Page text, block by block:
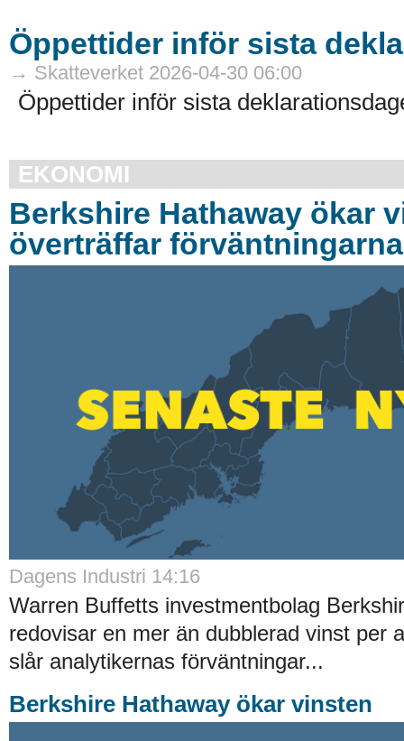
Öppettider inför sista
→ Skatteverket 2026-04-30 06:00
Öppettider inför sista
EKONOMI
Berkshire Hathaway ökar
överträffar förväntningarna
Dagens Industri 14:16
Warren Buffetts investmentbolag
redovisar en mer än dubblerad vinst per
slår analytikernas förväntningar...
Berkshire Hathaway ökar vinsten